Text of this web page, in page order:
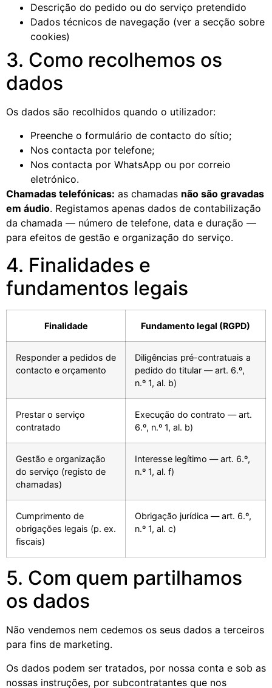
Descrição do pedido ou do serviço pretendido
Dados técnicos de navegação (ver a secção sobre
cookies)
3. Como recolhemos os
dados
Os dados são recolhidos quando o utilizador:
Preenche o formulário de contacto do sítio;
Nos contacta por telefone;
Nos contacta por WhatsApp ou por correio
eletrónico.
Chamadas telefónicas: as chamadas não são gravadas
em áudio. Registamos apenas dados de contabilização
da chamada — número de telefone, data e duração —
para efeitos de gestão e organização do serviço.
4. Finalidades e
fundamentos legais
Finalidade Fundamento legal (RGPD)
Responder a pedidos de
contacto e orçamento
Diligências pré-contratuais a
pedido do titular — art. 6.º,
n.º 1, al. b)
Prestar o serviço
contratado
Execução do contrato — art.
6.º, n.º 1, al. b)
Gestão e organização
do serviço (registo de
chamadas)
Interesse legítimo — art. 6.º,
n.º 1, al. f)
Cumprimento de
obrigações legais (p. ex.
fiscais)
Obrigação jurídica — art. 6.º,
n.º 1, al. c)
5. Com quem partilhamos
os dados
Não vendemos nem cedemos os seus dados a terceiros
para fins de marketing.
Os dados podem ser tratados, por nossa conta e sob as
nossas instruções, por subcontratantes que nos